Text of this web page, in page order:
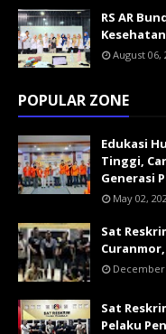
RS AR
August 06,
POPULAR ZONE
Edukasi
Tinggi,
Generasi
May 02,
Sat
December
Sat
Pelaku